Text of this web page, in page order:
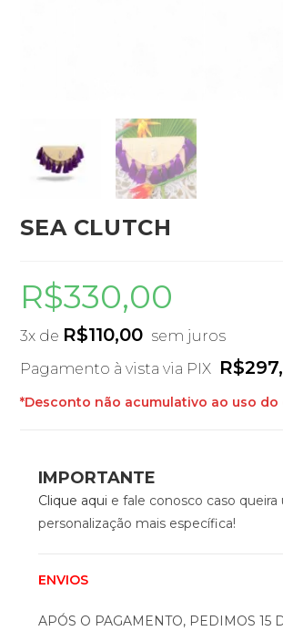
SEA CLUTCH
R$330,00
3x de R$110,00 sem juros
Pagamento à vista via PIX R$
*Desconto não acumulativo ao uso do
IMPORTANTE
Clique aqui e fale conosco caso queira
personalização mais específica!
ENVIOS
APÓS O PAGAMENTO, PEDIMOS 15